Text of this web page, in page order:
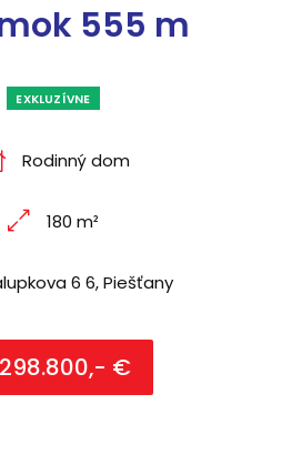
555 m
EXKLUZÍVNE
Rodinný dom
180 m²
6 6, Piešťany
298.800,- €